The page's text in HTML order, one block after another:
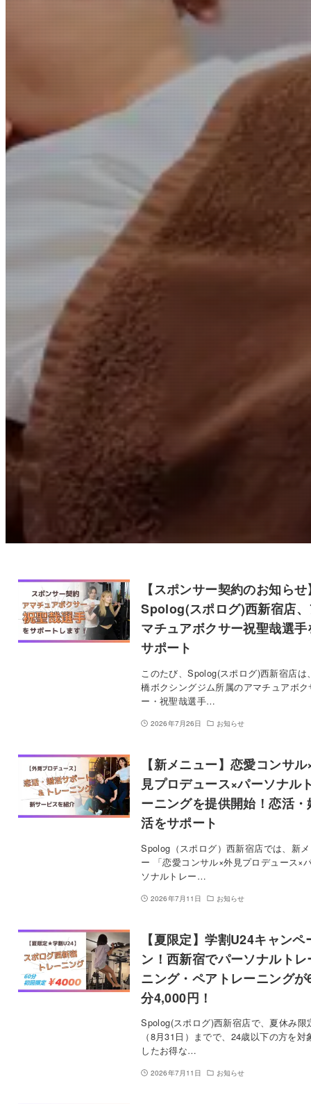
【スポンサー契約のお知らせ
Spolog(スポログ)西新宿店
マチュアボクサー祝聖哉選手
サポート
このたび、Spolog(スポログ)西新宿店は
橋ボクシングジム所属のアマチュアボク
ー・祝聖哉選手…
2026年7月26日 お知らせ
【新メニュー】恋愛コンサ
見プロデュース×パーソナル
ーニングを提供開始！恋活・
活をサポート
Spolog（スポログ）西新宿店では、新
ー 「恋愛コンサル×外見プロデュース×
ソナルトレー…
2026年7月11日 お知らせ
【夏限定】学割U24キャンペ
ン！西新宿でパーソナルトレ
ニング・ペアトレーニングが
分4,000円！
Spolog(スポログ)西新宿店で、夏休み限
（8月31日）までで、24歳以下の方を対
したお得な…
2026年7月11日 お知らせ